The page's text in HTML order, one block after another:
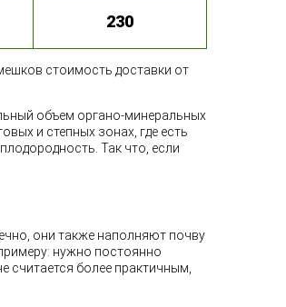
230
стоимость доставки от
объем органо-минеральных
и степных зонах, где есть
Так что, если
они также наполняют почву
нужно постоянно
считается более практичным,